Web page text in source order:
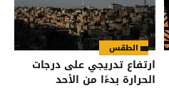
الطقس
ارتفاع تدريجي على درجات
الحرارة بدءًا من الأحد